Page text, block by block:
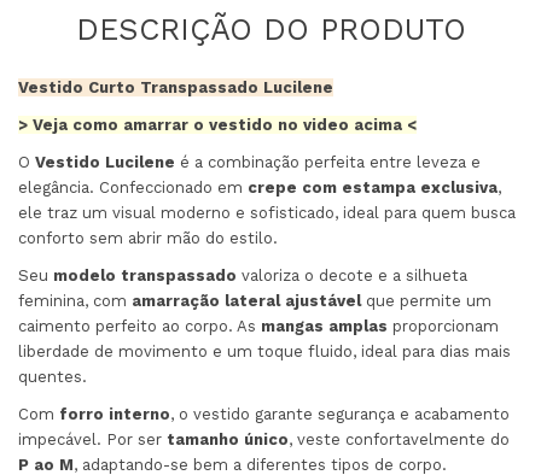
Vestido Curto Transpassado Lucilene
> Veja como amarrar o vestido no video acima <
O Vestido Lucilene é a combinação perfeita entre leveza e
elegância. Confeccionado em crepe com estampa exclusiva,
ele traz um visual moderno e sofisticado, ideal para quem busca
conforto sem abrir mão do estilo.
Seu modelo transpassado valoriza o decote e a silhueta
feminina, com amarração lateral ajustávelque permite um
caimento perfeito ao corpo. As mangas amplas proporcionam
liberdade de movimento e um toque fluido, ideal para dias mais
quentes.
Com forro interno, o vestido garante segurança e acabamento
impecável. Por ser tamanho único, veste confortavelmente do
P ao M, adaptando-se bem a diferentes tipos de corpo.